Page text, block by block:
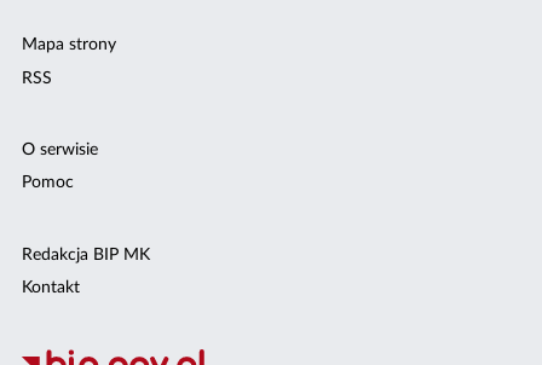
Mapa strony
RSS
O serwisie
Pomoc
Redakcja BIP MK
Kontakt